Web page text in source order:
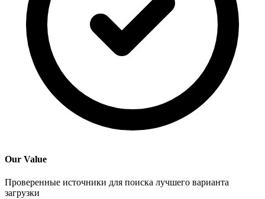
Our Value
Проверенные источники для поиска лучшего варианта
загрузки